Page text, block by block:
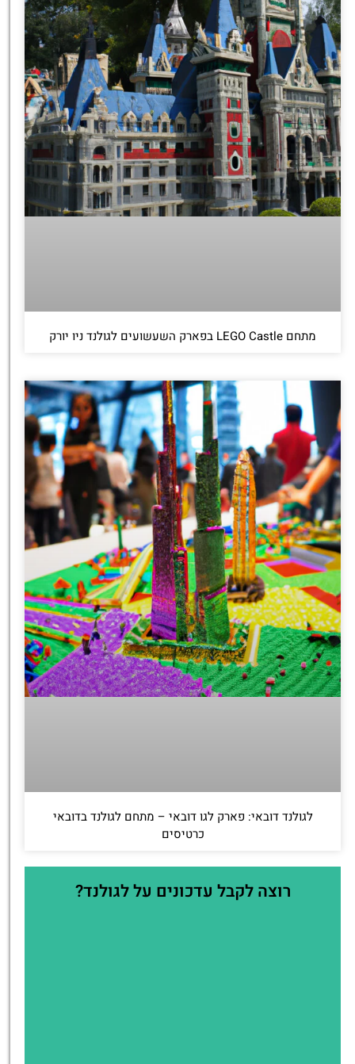
מתחם LEGO Castle בפארק השעשועים לגולנד ניו יורק
לגולנד דובאי: פארק לגו דובאי – מתחם לגולנד בדובאי
כרטיסים
רוצה לקבל עדכונים על לגולנד?